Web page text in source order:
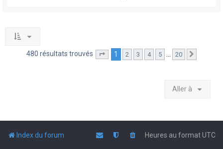
480 résultats trouvés Page sur20
1 2 3 4 5 … 20
Aller à
Index du forum Heures au formatUTC